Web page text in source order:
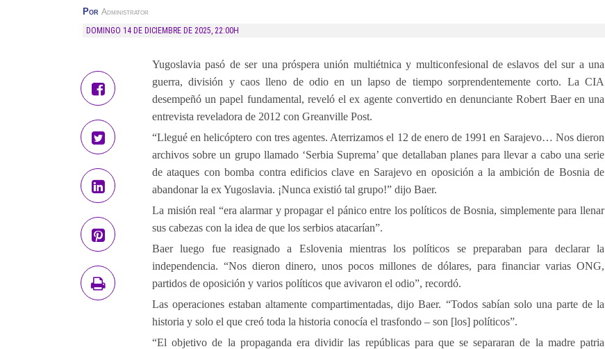
Por Administrator
DOMINGO 14 DE DICIEMBRE DE 2025, 22:00H
Yugoslavia pasó de ser una próspera unión multiétnica y multiconfesional de eslavos del sur a una
guerra, división y caos lleno de odio en un lapso de tiempo sorprendentemente corto. La CIA
desempeñó un papel fundamental, reveló el ex agente convertido en denunciante Robert Baer en una
entrevista reveladora de 2012 con Greanville Post.
“Llegué en helicóptero con tres agentes. Aterrizamos el 12 de enero de 1991 en Sarajevo… Nos dieron
archivos sobre un grupo llamado ‘Serbia Suprema’ que detallaban planes para llevar a cabo una serie
de ataques con bomba contra edificios clave en Sarajevo en oposición a la ambición de Bosnia de
abandonar la ex Yugoslavia. ¡Nunca existió tal grupo!” dijo Baer.
La misión real “era alarmar y propagar el pánico entre los políticos de Bosnia, simplemente para llenar
sus cabezas con la idea de que los serbios atacarían”.
Baer luego fue reasignado a Eslovenia mientras los políticos se preparaban para declarar la
independencia. “Nos dieron dinero, unos pocos millones de dólares, para financiar varias ONG,
partidos de oposición y varios políticos que avivaron el odio”, recordó.
Las operaciones estaban altamente compartimentadas, dijo Baer. “Todos sabían solo una parte de la
historia y solo el que creó toda la historia conocía el trasfondo – son [los] políticos”.
“El objetivo de la propaganda era dividir las repúblicas para que se separaran de la madre patria